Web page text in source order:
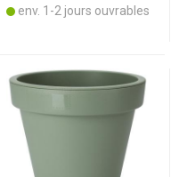
env. 1-2 jours ouvrables